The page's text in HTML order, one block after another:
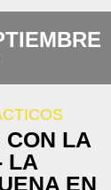
CON LA
LA
EN